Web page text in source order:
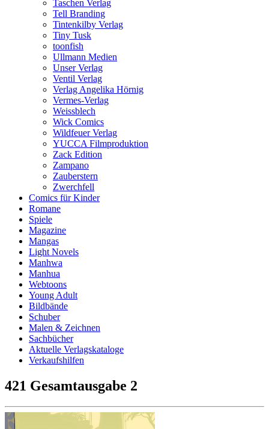
Taschen Verlag
Tell Branding
Tintenkilby Verlag
Tiny Tusk
toonfish
Ullmann Medien
Unser Verlag
Ventil Verlag
Verlag Angelika Hörnig
Vermes-Verlag
Weissblech
Wick Comics
Wildfeuer Verlag
YUCCA Filmproduktion
Zack Edition
Zampano
Zauberstern
Zwerchfell
Comics für Kinder
Romane
Spiele
Magazine
Mangas
Light Novels
Manhwa
Manhua
Webtoons
Young Adult
Bildbände
Schuber
Malen & Zeichnen
Sachbücher
Aktuelle Verlagskataloge
Verkaufshilfen
421 Gesamtausgabe 2